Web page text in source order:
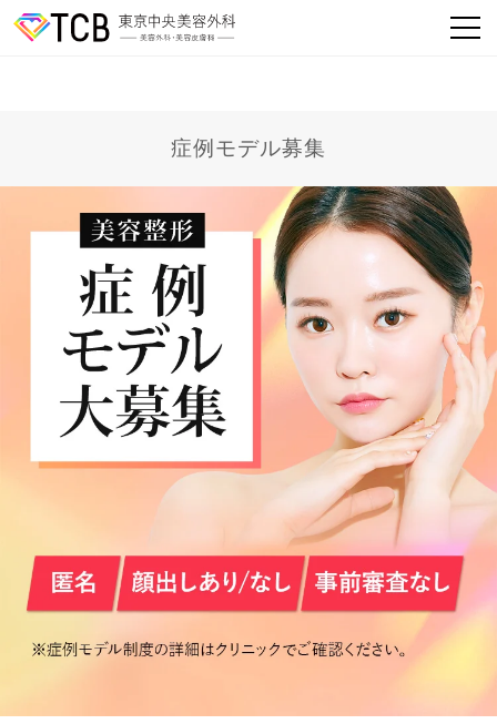
症例モデル募集